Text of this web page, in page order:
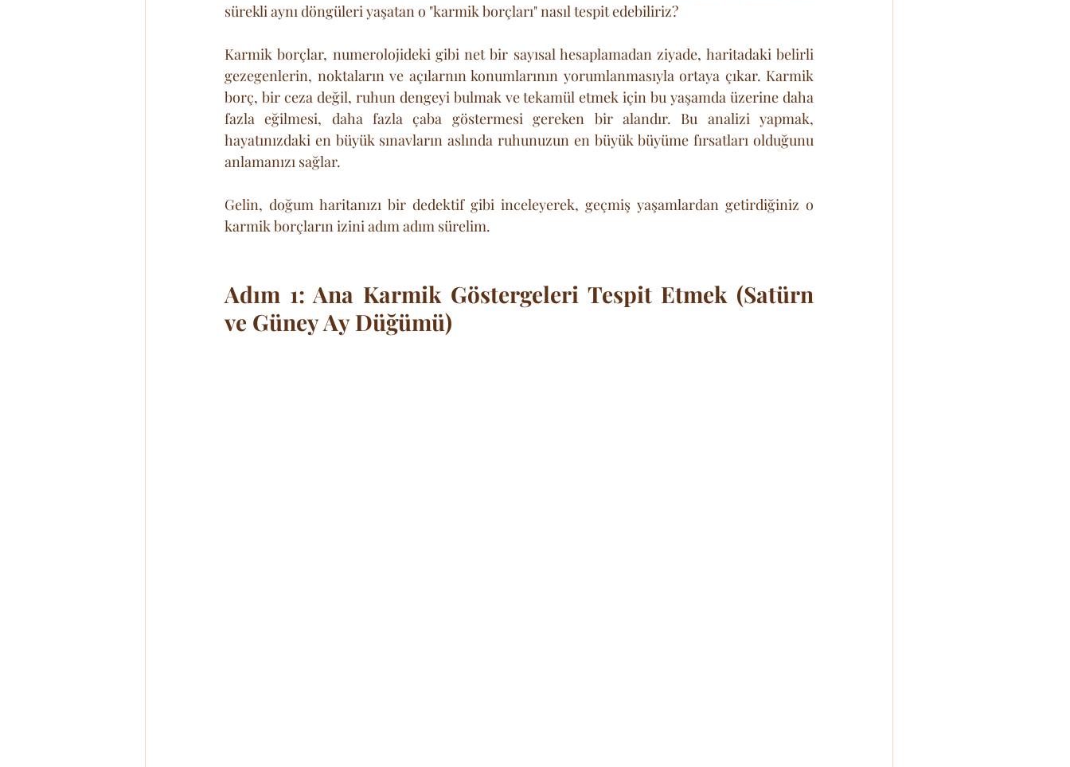
sürekli aynı döngüleri yaşatan o "karmik borçları" nasıl tespit edebiliriz?
Karmik borçlar, numerolojideki gibi net bir sayısal hesaplamadan ziyade, haritadaki belirli
gezegenlerin, noktaların ve açılarnın konumlarının yorumlanmasıyla ortaya çıkar. Karmik
borç, bir ceza değil, ruhun dengeyi bulmak ve tekamül etmek için bu yaşamda üzerine daha
fazla eğilmesi, daha fazla çaba göstermesi gereken bir alandır. Bu analizi yapmak,
hayatınızdaki en büyük sınavların aslında ruhunuzun en büyük büyüme fırsatları olduğunu
anlamanızı sağlar.
Gelin, doğum haritanızı bir dedektif gibi inceleyerek, geçmiş yaşamlardan getirdiğiniz o
karmik borçların izini adım adım sürelim.
Adım 1: Ana Karmik Göstergeleri Tespit Etmek (Satürn
ve Güney Ay Düğümü)